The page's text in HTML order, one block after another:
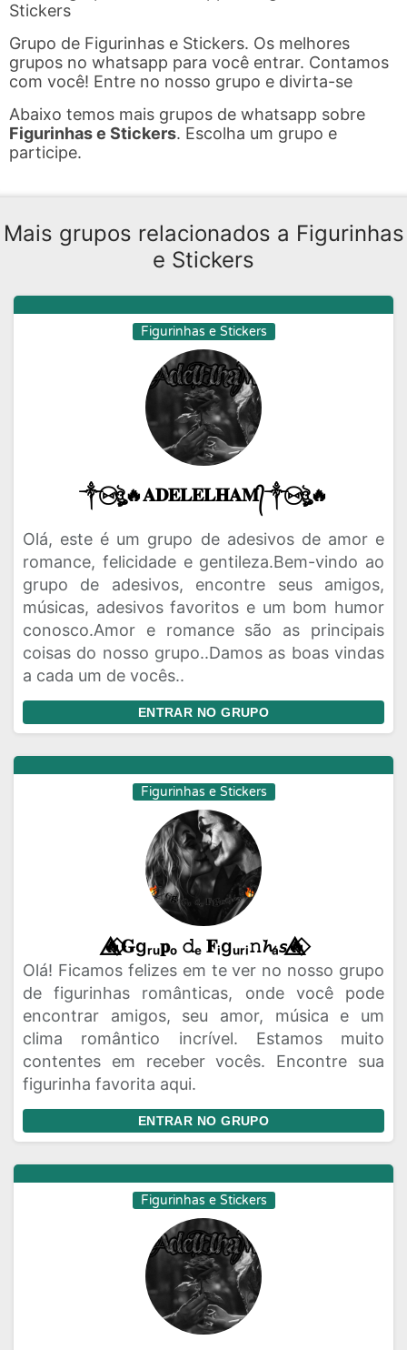
Stickers
Grupo de Figurinhas e Stickers. Os melhores
grupos no whatsapp para você entrar. Contamos
com você! Entre no nosso grupo e divirta-se
Abaixo temos mais grupos de whatsapp sobre
Figurinhas e Stickers. Escolha um grupo e
participe.
Mais grupos relacionados a Figurinhas
e Stickers
Figurinhas e Stickers
༒⑅⃝ঔৣ🔥𝐀𝐃𝐄𝐋𝐄𝐋𝐇𝐀𝐌᭄༒⑅⃝ঔৣ🔥
Olá, este é um grupo de adesivos de amor e
romance, felicidade e gentileza.Bem-vindo ao
grupo de adesivos, encontre seus amigos,
músicas, adesivos favoritos e um bom humor
conosco.Amor e romance são as principais
coisas do nosso grupo..Damos as boas vindas
a cada um de vocês..
ENTRAR NO GRUPO
Figurinhas e Stickers
🔥⃟⃤𝐆gᵣᵤ𝐩ₒ 𝚍ₑ 𝐅ᵢgᵤᵣᵢ𝚗𝓱ₐ𝘴🔥⃟⃤
Olá! Ficamos felizes em te ver no nosso grupo
de figurinhas românticas, onde você pode
encontrar amigos, seu amor, música e um
clima romântico incrível. Estamos muito
contentes em receber vocês. Encontre sua
figurinha favorita aqui.
ENTRAR NO GRUPO
Figurinhas e Stickers